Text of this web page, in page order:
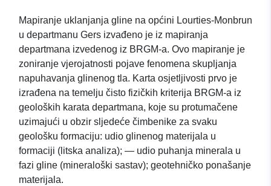
Mapiranje uklanjanja gline na općini Lourties-Monbrun
u departmanu Gers izvađeno je iz mapiranja
departmana izvedenog iz BRGM-a. Ovo mapiranje je
zoniranje vjerojatnosti pojave fenomena skupljanja
napuhavanja glinenog tla. Karta osjetljivosti prvo je
izrađena na temelju čisto fizičkih kriterija BRGM-a iz
geoloških karata departmana, koje su protumačene
uzimajući u obzir sljedeće čimbenike za svaku
geološku formaciju: udio glinenog materijala u
formaciji (litska analiza); — udio puhanja minerala u
fazi gline (mineraloški sastav); geotehničko ponašanje
materijala.